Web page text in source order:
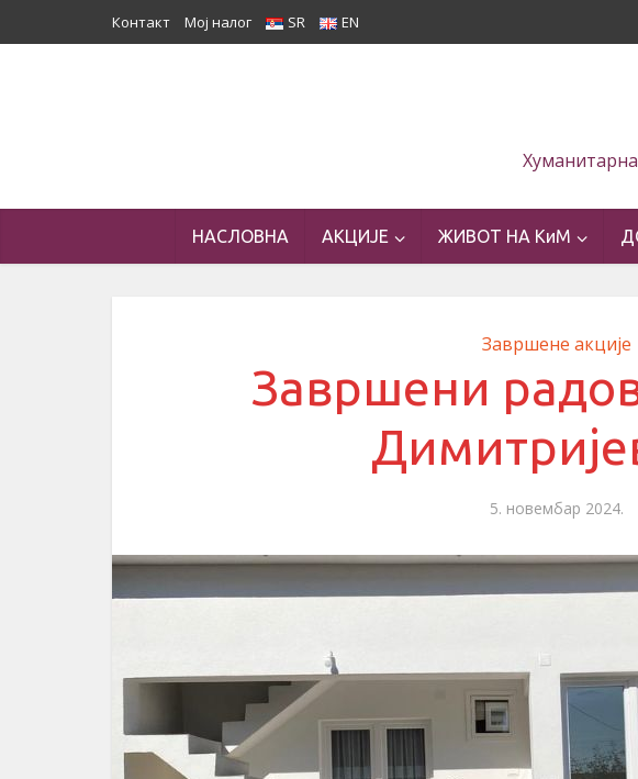
Контакт Мој налог SR EN
НАСЛОВНА АКЦИЈЕ ЖИВОТ НА КиМ
Завршене акције
Завршени
5. новембар 2024.